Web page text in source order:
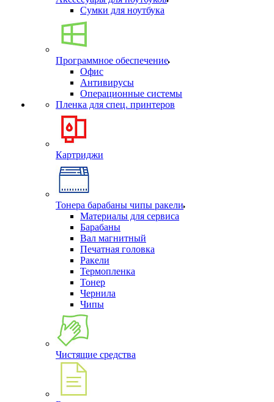
Сумки для ноутбука
Программное обеспечение
Офис
Антивирусы
Операционные системы
Пленка для спец. принтеров
Картриджи
Тонера барабаны чипы ракели
Материалы для сервиса
Барабаны
Вал магнитный
Печатная головка
Ракели
Термопленка
Тонер
Чернила
Чипы
Чистящие средства